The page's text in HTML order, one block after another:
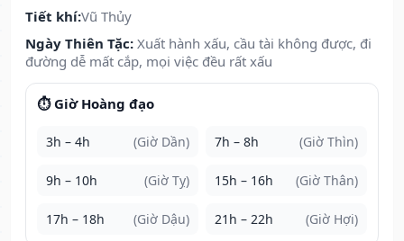
Tiết khí:Vũ Thủy
Ngày Thiên Tặc: Xuất hành xấu, cầu tài không được, đi
đường dễ mất cắp, mọi việc đều rất xấu
⏱️ Giờ Hoàng đạo
3h – 4h (Giờ Dần) 7h – 8h (Giờ Thìn)
9h – 10h (Giờ Tỵ) 15h – 16h (Giờ Thân)
17h – 18h (Giờ Dậu) 21h – 22h (Giờ Hợi)